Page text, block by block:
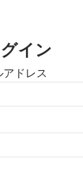
イン
ドレス